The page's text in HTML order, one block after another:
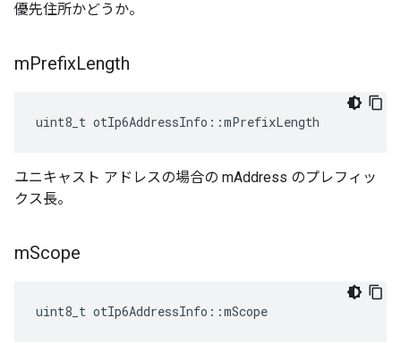
優先住所かどうか。
mPrefixLength
uint8_t otIp6AddressInfo ::mPrefixLength
ユニキャスト アドレスの場合の mAddress のプレフィッ
クス長。
mScope
uint8_t otIp6AddressInfo ::mScope